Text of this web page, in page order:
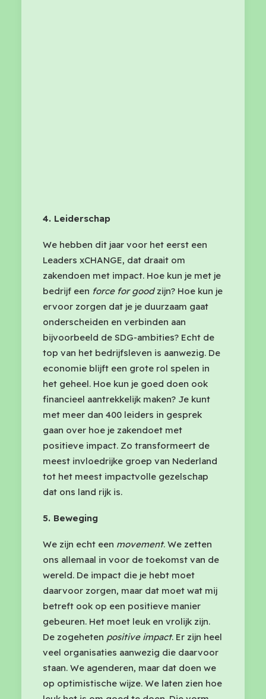
4. Leiderschap
We hebben dit jaar voor het eerst een
Leaders xCHANGE, dat draait om
zakendoen met impact. Hoe kun je met je
bedrijf een force for goodzijn? Hoe kun je
ervoor zorgen dat je je duurzaam gaat
onderscheiden en verbinden aan
bijvoorbeeld de SDG-ambities? Echt de
top van het bedrijfsleven is aanwezig. De
economie blijft een grote rol spelen in
het geheel. Hoe kun je goed doen ook
financieel aantrekkelijk maken? Je kunt
met meer dan 400 leiders in gesprek
gaan over hoe je zakendoet met
positieve impact. Zo transformeert de
meest invloedrijke groep van Nederland
tot het meest impactvolle gezelschap
dat ons land rijk is.
5. Beweging
We zijn echt een movement. We zetten
ons allemaal in voor de toekomst van de
wereld. De impact die je hebt moet
daarvoor zorgen, maar dat moet wat mij
betreft ook op een positieve manier
gebeuren. Het moet leuk en vrolijk zijn.
De zogeheten positive impact. Er zijn heel
veel organisaties aanwezig die daarvoor
staan. We agenderen, maar dat doen we
op optimistische wijze. We laten zien hoe